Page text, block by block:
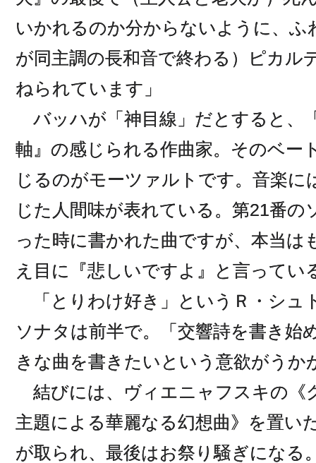
いかれるのか分からないように、ふ
が同主調の長和音で終わる）ピカル
ねられています」
バッハが「神目線」だとすると、
軸』の感じられる作曲家。そのベー
じるのがモーツァルトです。音楽に
じた人間味が表れている。第21番
った時に書かれた曲ですが、本当は
え目に『悲しいですよ』と言ってい
「とりわけ好き」というＲ・シュ
ソナタは前半で。「交響詩を書き始
きな曲を書きたいという意欲がうか
結びには、ヴィエニャフスキの《
主題による華麗なる幻想曲》を置い
が取られ、最後はお祭り騒ぎになる